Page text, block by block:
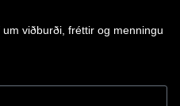
viðburði, fréttir og menningu